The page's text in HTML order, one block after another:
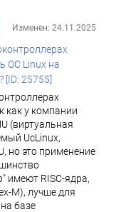
Изменен: 24.11.2025
ОС Linux на
25755]
как у компании
(виртуальная
UcLinux,
но это применение
имеют RISC-ядра,
M), лучше для
базе